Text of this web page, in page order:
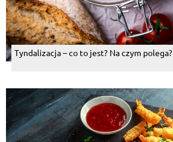
Tyndalizacja – co to jest? Na czym polega?